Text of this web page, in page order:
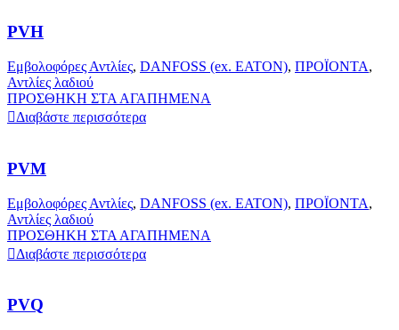
PVH
Εμβολοφόρες Αντλίες, DANFOSS (ex. EATON), ΠΡΟΪΟΝΤΑ,
Αντλίες λαδιού
ΠΡΟΣΘΗΚΗ ΣΤΑ ΑΓΑΠΗΜΕΝΑ
Διαβάστε περισσότερα
PVM
Εμβολοφόρες Αντλίες, DANFOSS (ex. EATON), ΠΡΟΪΟΝΤΑ,
Αντλίες λαδιού
ΠΡΟΣΘΗΚΗ ΣΤΑ ΑΓΑΠΗΜΕΝΑ
Διαβάστε περισσότερα
PVQ